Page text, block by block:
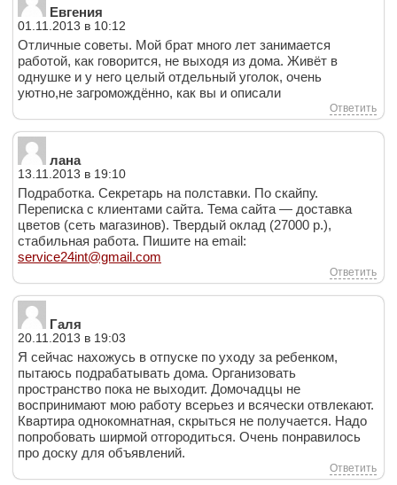
Евгения
01.11.2013 в 10:12
Отличные советы. Мой брат много лет занимается
работой, как говорится, не выходя из дома. Живёт в
однушке и у него целый отдельный уголок, очень
уютно,не загромождённо, как вы и описали
Ответить
лана
13.11.2013 в 19:10
Подработка. Секретарь на полставки. По скайпу.
Переписка с клиентами сайта. Тема сайта — доставка
цветов (сеть магазинов). Твердый оклад (27000 р.),
стабильная работа. Пишите на email:
service24int@gmail.com
Ответить
Галя
20.11.2013 в 19:03
Я сейчас нахожусь в отпуске по уходу за ребенком,
пытаюсь подрабатывать дома. Организовать
пространство пока не выходит. Домочадцы не
воспринимают мою работу всерьез и всячески отвлекают.
Квартира однокомнатная, скрыться не получается. Надо
попробовать ширмой отгородиться. Очень понравилось
про доску для объявлений.
Ответить